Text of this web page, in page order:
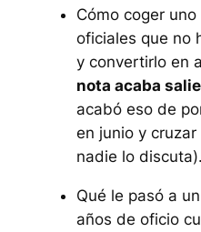
Cómo coger
oficiales que no
y convertirlo en
nota acaba
acabó eso de
en junio y
nadie lo discuta).
Qué le pasó a
años de oficio